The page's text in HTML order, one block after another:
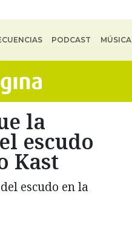
PODCAST MÚSICA
la
escudo
Kast
escudo en la